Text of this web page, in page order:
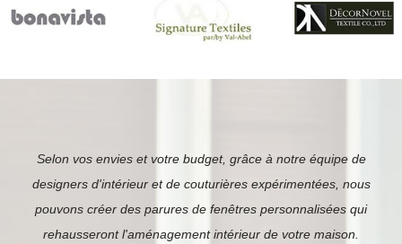
Selon vos envies et votre budget, grâce à notre équipe de
designers d'intérieur et de couturièresexpérimentées, nous
pouvons créer des parures de fenêtres personnalisées qui
rehausseront l'aménagementintérieur de votre maison.